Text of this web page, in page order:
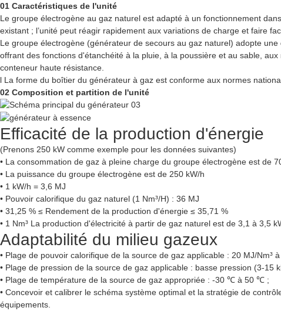
01 Caractéristiques de l'unité
Le groupe électrogène au gaz naturel est adapté à un fonctionnement
existant ; l’unité peut réagir rapidement aux variations de charge et faire
Le groupe électrogène (générateur de secours au gaz naturel) adopte
offrant des fonctions d'étanchéité à la pluie, à la poussière et au sable,
conteneur haute résistance.
l La forme du boîtier du générateur à gaz est conforme aux normes
02 Composition et partition de l'unité
Efficacité de la production d'énergie
(Prenons 250 kW comme exemple pour les données suivantes)
• La consommation de gaz à pleine charge du groupe électrogène est de
• La puissance du groupe électrogène est de 250 kW/h
• 1 kW/h = 3,6 MJ
• Pouvoir calorifique du gaz naturel (1 Nm³/H) : 36 MJ
• 31,25 % ≤ Rendement de la production d'énergie ≤ 35,71 %
• 1 Nm³ La production d'électricité à partir de gaz naturel est de 3,1 à 3,5
Adaptabilité du milieu gazeux
• Plage de pouvoir calorifique de la source de gaz applicable : 20 MJ/Nm³
• Plage de pression de la source de gaz applicable : basse pression (3-
• Plage de température de la source de gaz appropriée : -30 ℃ à 50 ℃ ;
• Concevoir et calibrer le schéma système optimal et la stratégie de
équipements.